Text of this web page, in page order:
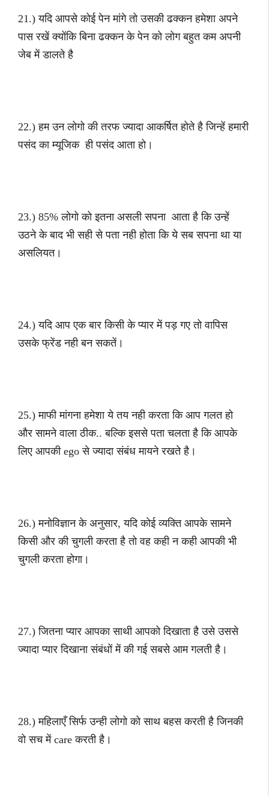
21.) यदि आपसे कोई पेन मांगे तो उसकी ढक्कन हमेशा अपने
पास रखें क्योंकि बिना ढक्कन के पेन को लोग बहुत कम अपनी
जेब में डालते है
22.) हम उन लोगो की तरफ ज्यादा आकर्षित होते है जिन्हें हमारी
पसंद का म्यूजिक ही पसंद आता हो।
23.) 85% लोगो को इतना असली सपना आता है कि उन्हें
उठने के बाद भी सही से पता नही होता कि ये सब सपना था या
असलियत।
24.) यदि आप एक बार किसी के प्यार में पड़ गए तो वापिस
उसके फ्रेंड नही बन सकतें।
25.) माफी मांगना हमेशा ये तय नही करता कि आप गलत हो
और सामने वाला ठीक.. बल्कि इससे पता चलता है कि आपके
लिए आपकी ego से ज्यादा संबंध मायने रखते है।
26.) मनोविज्ञान के अनुसार, यदि कोई व्यक्ति आपके सामने
किसी और की चुगली करता है तो वह कही न कही आपकी भी
चुगली करता होगा।
27.) जितना प्यार आपका साथी आपको दिखाता है उसे उससे
ज्यादा प्यार दिखाना संबंधों में की गई सबसे आम गलती है।
28.) महिलाएँ सिर्फ उन्ही लोगो को साथ बहस करती है जिनकी
वो सच में care करती है।